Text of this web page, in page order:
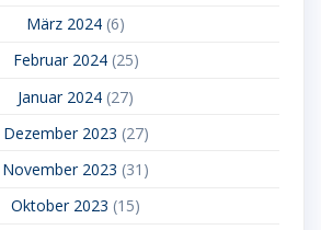
März 2024 (6)
Februar 2024(25)
Januar 2024 (27)
Dezember 2023 (27)
November 2023 (31)
Oktober 2023 (15)